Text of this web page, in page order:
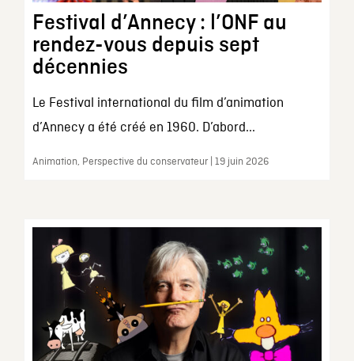
Festival d’Annecy : l’ONF au
rendez-vous depuis sept
décennies
Le Festival international du film d’animation
d’Annecy a été créé en 1960. D’abord...
Animation, Perspective du conservateur | 19 juin 2026